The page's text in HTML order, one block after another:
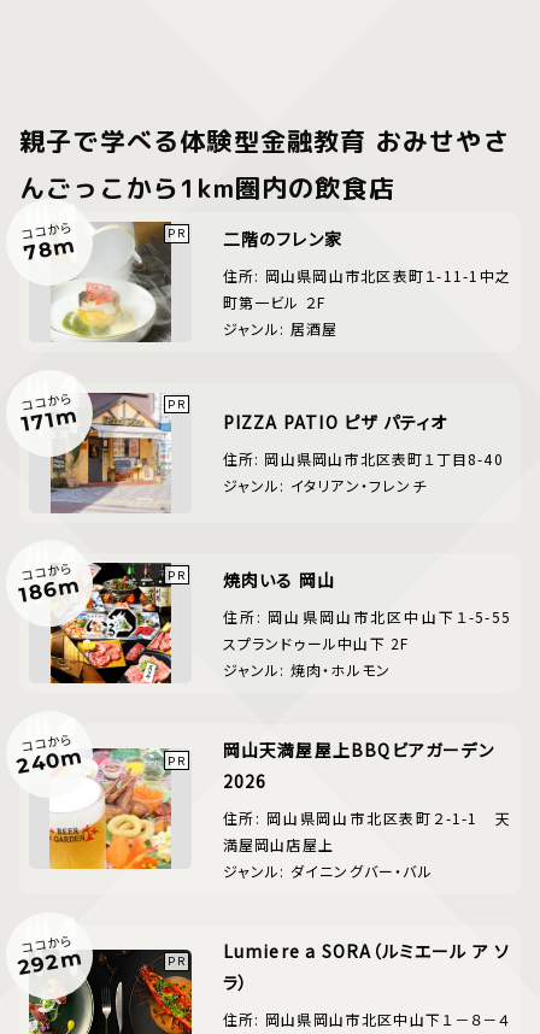
親子で学べる体験型金融教育 おみせやさ
んごっこから1km圏内の飲食店
ココから
78m 二階のフレン家
住所: 岡山県岡山市北区表町１-11-1中之
町第一ビル ２F
ジャンル: 居酒屋
ココから
171m PIZZA PATIO ピザ パティオ
住所: 岡山県岡山市北区表町１丁目8-40
ジャンル: イタリアン・フレンチ
ココから
186m 焼肉いる 岡山
住所: 岡山県岡山市北区中山下１-5-55
スプランドゥール中山下 2F
ジャンル: 焼肉・ホルモン
ココから
240m
岡山天満屋屋上BBQビアガーデン
2026
住所: 岡山県岡山市北区表町２-1-1 天
満屋岡山店屋上
ジャンル: ダイニングバー・バル
ココから
292m
Lumiere a SORA（ルミエール ア ソ
ラ）
住所: 岡山県岡山市北区中山下１－８－４